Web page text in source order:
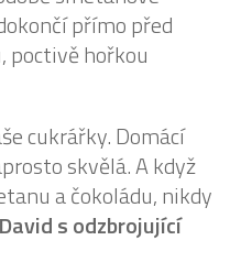
přímo před
hořkou
cukrářky. Domácí
skvělá. A když
a čokoládu, nikdy
s odzbrojující